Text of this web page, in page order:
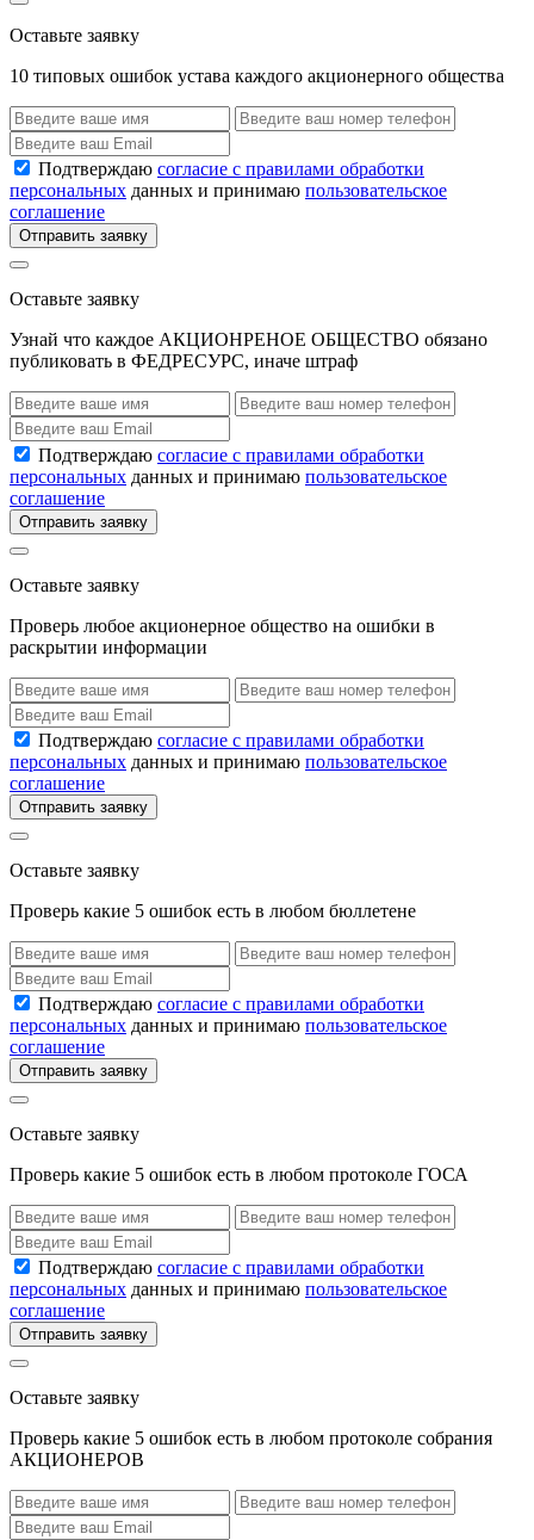
Оставьте заявку
10 типовых ошибок устава каждого акционерного общества
Подтверждаю согласие с правилами обработки
персональных данных и принимаю пользовательское
соглашение
Отправить заявку
Оставьте заявку
Узнай что каждое АКЦИОНРЕНОЕ ОБЩЕСТВО обязано
публиковать в ФЕДРЕСУРС, иначе штраф
Подтверждаю согласие с правилами обработки
персональных данных и принимаю пользовательское
соглашение
Отправить заявку
Оставьте заявку
Проверь любое акционерное общество на ошибки в
раскрытии информации
Подтверждаю согласие с правилами обработки
персональных данных и принимаю пользовательское
соглашение
Отправить заявку
Оставьте заявку
Проверь какие 5 ошибок есть в любом бюллетене
Подтверждаю согласие с правилами обработки
персональных данных и принимаю пользовательское
соглашение
Отправить заявку
Оставьте заявку
Проверь какие 5 ошибок есть в любом протоколе ГОСА
Подтверждаю согласие с правилами обработки
персональных данных и принимаю пользовательское
соглашение
Отправить заявку
Оставьте заявку
Проверь какие 5 ошибок есть в любом протоколе собрания
АКЦИОНЕРОВ